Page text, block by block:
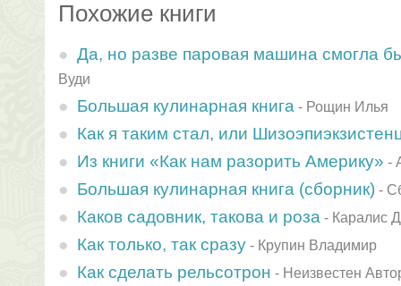
Похожие книги
Да, но разве паровая машина смогла
Вуди
Большая кулинарная книга - Рощин Илья
Как я таким стал, или
Из книги «Как нам разорить Америку» -
Большая кулинарная книга (сборник) -
Каков садовник, такова и роза - Каралис
Как только, так сразу - Крупин Владимир
Как сделать pельсотpон - Неизвестен